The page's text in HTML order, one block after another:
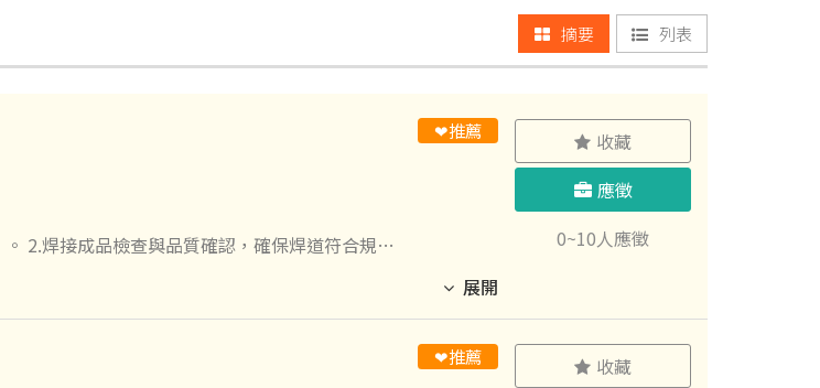
列表
摘要
2.焊接成品檢查與品質確認，確保焊道符合規範
項完成作業。 4.具焊接經驗，兼職可
展開
❤推薦
收藏
應徵
0~10人應徵
❤推薦
收藏